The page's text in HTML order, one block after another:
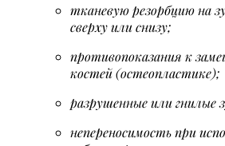
тканевую резорбцию на
сверху или снизу;
противопоказания к
костей (остеопластике);
разрушенные или гнилые
непереносимость при